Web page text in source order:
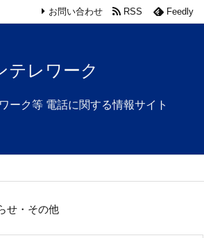
テレワーク
ーク等 電話に関する情報サイト
お問い合わせ RSS Feedly
せ・その他